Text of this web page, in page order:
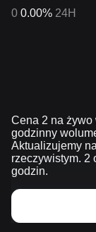
0 0.00% 24H
Cena 2 na
godzinny
Aktualizujemy
rzeczywistym. 2
godzin.